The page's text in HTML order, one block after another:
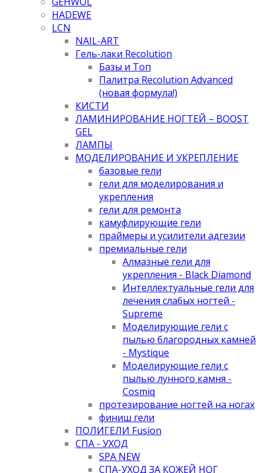
HADEWE
LCN
NAIL-ART
Гель-лаки Recolution
Базы и Топ
Палитра Recolution Advanced
(новая формула!)
КИСТИ
ЛАМИНИРОВАНИЕ НОГТЕЙ – BOOST
GEL
ЛАМПЫ
МОДЕЛИРОВАНИЕ И УКРЕПЛЕНИЕ
базовые гели
гели для моделирования и
укрепления
гели для ремонта
камуфлирующие гели
праймеры и усилители адгезии
премиальные гели
Алмазные гели для
укрепления - Black Diamond
Интеллектуальные гели для
лечения слабых ногтей -
Supreme
Моделирующие гели с
пылью благородных камней
- Mystique
Моделирующие гели с
пылью лунного камня -
Cosmiq
протезирование ногтей на ногах
финиш гели
ПОЛИГЕЛИ Fusion
СПА - УХОД
SPA NEW
СПА-УХОД ЗА КОЖЕЙ НОГ